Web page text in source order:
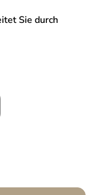
Sie durch